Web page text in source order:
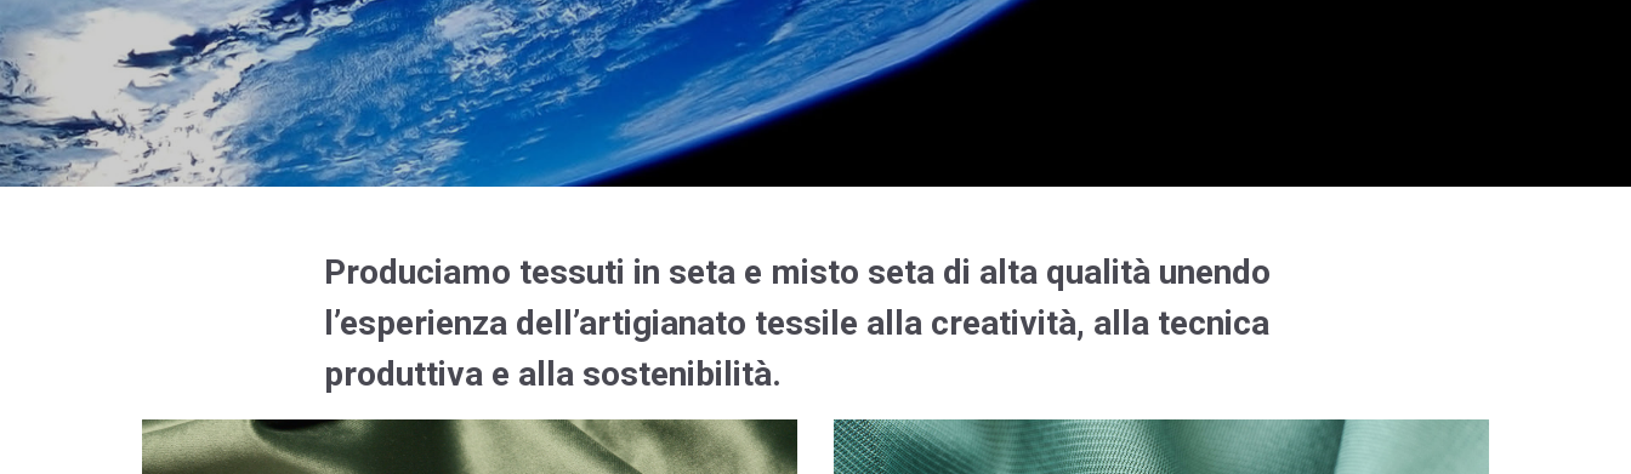
Produciamo tessuti in seta e misto seta di alta qualità unendo
l’esperienza dell’artigianato tessile alla creatività, alla tecnica
produttiva e alla sostenibilità.